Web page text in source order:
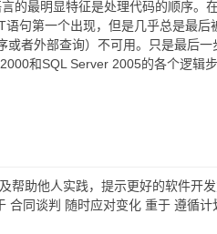
的最明显特征是处理代码的顺序
句第一个出现，但是几乎总是最
或者外部查询）不可用。只是最后
和SQL Server 2005的各个逻辑
帮助他人实践，提示更好的软件开
合同谈判 随时应对变化 重于 遵循